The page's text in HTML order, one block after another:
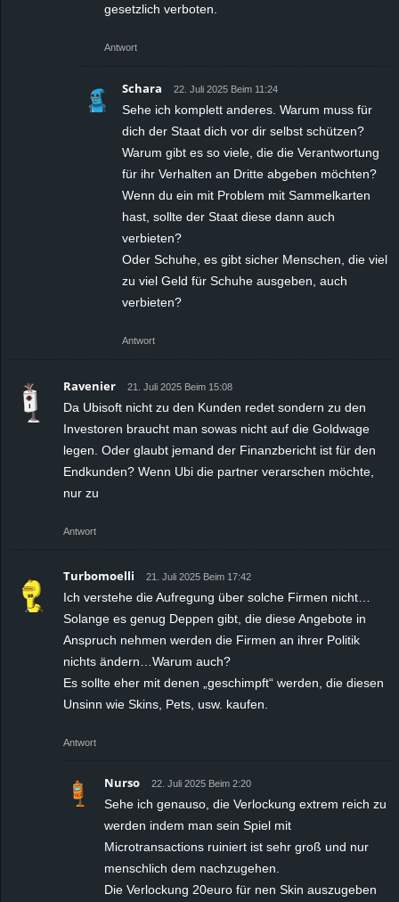
gesetzlich verboten.
Antwort
Schara 22. Juli 2025 Beim 11:24
Sehe ich komplett anderes. Warum muss für
dich der Staat dich vor dir selbst schützen?
Warum gibt es so viele, die die Verantwortung
für ihr Verhalten an Dritte abgeben möchten?
Wenn du ein mit Problem mit Sammelkarten
hast, sollte der Staat diese dann auch
verbieten?
Oder Schuhe, es gibt sicher Menschen, die viel
zu viel Geld für Schuhe ausgeben, auch
verbieten?
Antwort
Ravenier 21. Juli 2025 Beim 15:08
Da Ubisoft nicht zu den Kunden redet sondern zu den
Investoren braucht man sowas nicht auf die Goldwage
legen. Oder glaubt jemand der Finanzbericht ist für den
Endkunden? Wenn Ubi die partner verarschen möchte,
nur zu
Antwort
Turbomoelli 21. Juli 2025 Beim 17:42
Ich verstehe die Aufregung über solche Firmen nicht…
Solange es genug Deppen gibt, die diese Angebote in
Anspruch nehmen werden die Firmen an ihrer Politik
nichts ändern…Warum auch?
Es sollte eher mit denen „geschimpft“ werden, die diesen
Unsinn wie Skins, Pets, usw. kaufen.
Antwort
Nurso 22. Juli 2025 Beim 2:20
Sehe ich genauso, die Verlockung extrem reich zu
werden indem man sein Spiel mit
Microtransactions ruiniert ist sehr groß und nur
menschlich dem nachzugehen.
Die Verlockung 20euro für nen Skin auszugeben